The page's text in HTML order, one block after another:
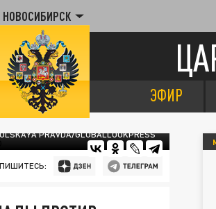
НОВОСИБИРСК
ЭФИР
PRAVDA/GLOBALLOOKPRESS